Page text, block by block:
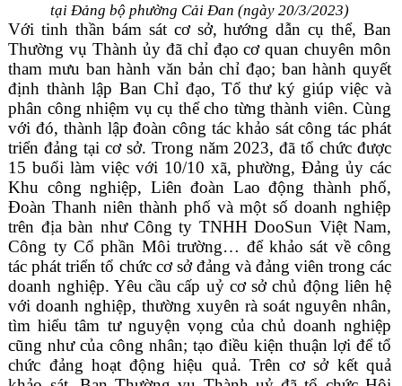
tại Đảng bộ phường Cải Đan (ngày 20/3/2023)
Với tinh thần bám sát cơ sở, hướng dẫn cụ thể, Ban
Thường vụ Thành ủy đã chỉ đạo cơ quan chuyên môn
tham mưu ban hành văn bản chỉ đạo; ban hành quyết
định thành lập Ban Chỉ đạo, Tổ thư ký giúp việc và
phân công nhiệm vụ cụ thể cho từng thành viên. Cùng
với đó, thành lập đoàn công tác khảo sát công tác phát
triển đảng tại cơ sở. Trong năm 2023, đã tổ chức được
15 buổi làm việc với 10/10 xã, phường, Đảng ủy các
Khu công nghiệp, Liên đoàn Lao động thành phố,
Đoàn Thanh niên thành phố và một số doanh nghiệp
trên địa bàn như Công ty TNHH DooSun Việt Nam,
Công ty Cổ phần Môi trường… để khảo sát về công
tác phát triển tổ chức cơ sở đảng và đảng viên trong các
doanh nghiệp. Yêu cầu cấp uỷ cơ sở chủ động liên hệ
với doanh nghiệp, thường xuyên rà soát nguyên nhân,
tìm hiểu tâm tư nguyện vọng của chủ doanh nghiệp
cũng như của công nhân; tạo điều kiện thuận lợi để tổ
chức đảng hoạt động hiệu quả. Trên cơ sở kết quả